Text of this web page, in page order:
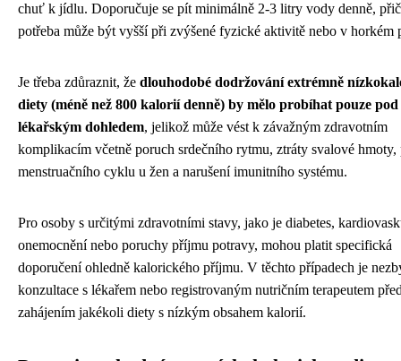
chuť k jídlu. Doporučuje se pít minimálně 2-3 litry vody denně,
potřeba může být vyšší při zvýšené fyzické aktivitě nebo v horkém
Je třeba zdůraznit, že dlouhodobé dodržování extrémně
diety (méně než 800 kalorií denně) by mělo probíhat pouze pod
lékařským dohledem, jelikož může vést k závažným zdravotním
komplikacím včetně poruch srdečního rytmu, ztráty svalové hmoty,
menstruačního cyklu u žen a narušení imunitního systému.
Pro osoby s určitými zdravotními stavy, jako je diabetes,
onemocnění nebo poruchy příjmu potravy, mohou platit specifická
doporučení ohledně kalorického příjmu. V těchto případech je
konzultace s lékařem nebo registrovaným nutričním terapeutem
zahájením jakékoli diety s nízkým obsahem kalorií.